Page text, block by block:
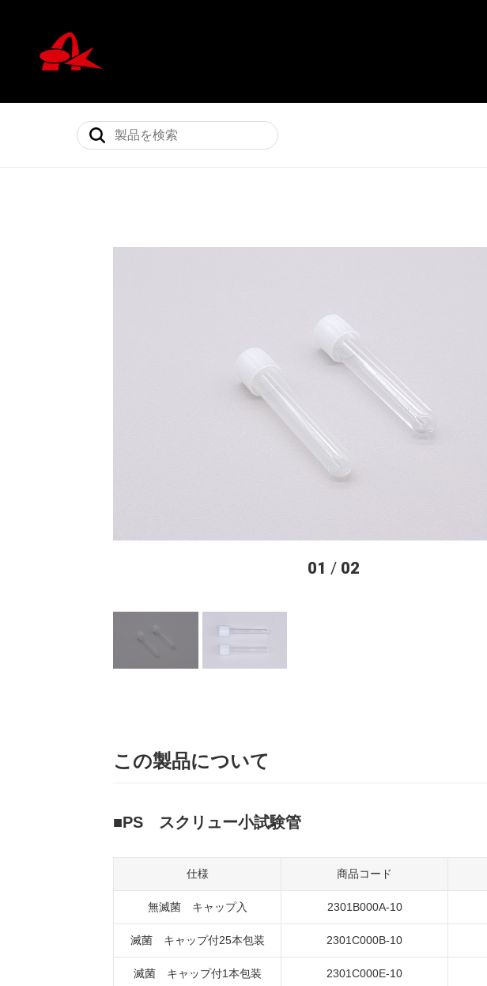
01 / 02
この製品について
PS スクリュー小試験管
仕様 商品コード
無滅菌 キャップ入 2301B000A-10
滅菌 キャップ付25本包装 2301C000B-10
滅菌 キャップ付1本包装 2301C000E-10